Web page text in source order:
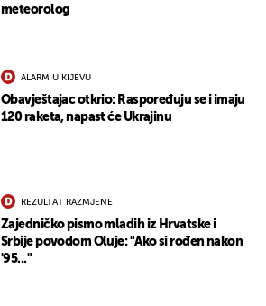
meteorolog
ALARM U KIJEVU
Obavještajac otkrio: Raspoređuju se i imaju
120 raketa, napast će Ukrajinu
REZULTAT RAZMJENE
Zajedničko pismo mladih iz Hrvatske i
Srbije povodom Oluje: "Ako si rođen nakon
'95..."